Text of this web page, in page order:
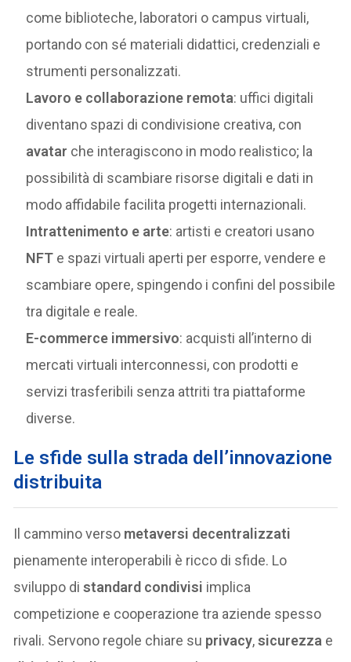
come biblioteche, laboratori o campus virtuali,
portando con sé materiali didattici, credenziali e
strumenti personalizzati.
Lavoro e collaborazione remota: uffici digitali
diventano spazi di condivisione creativa, con
avatar che interagiscono in modo realistico; la
possibilità di scambiare risorse digitali e dati in
modo affidabile facilita progetti internazionali.
Intrattenimento e arte: artisti e creatori usano
NFT e spazi virtuali aperti per esporre, vendere e
scambiare opere, spingendo i confini del possibile
tra digitale e reale.
E-commerce immersivo: acquisti all’interno di
mercati virtuali interconnessi, con prodotti e
servizi trasferibili senza attriti tra piattaforme
diverse.
Le sfide sulla strada dell’innovazione
distribuita
Il cammino verso metaversi decentralizzati
pienamente interoperabili è ricco di sfide. Lo
sviluppo distandard condivisi implica
competizione e cooperazione tra aziende spesso
rivali. Servono regole chiare su privacy,sicurezza e